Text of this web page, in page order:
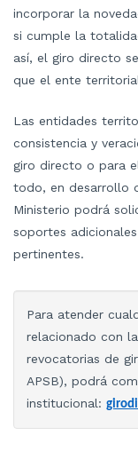
incorporar la
si cumple la
así, el giro directo
que el ente
Las entidades
consistencia y
giro directo o para
todo, en desarrollo
Ministerio podrá
soportes
pertinentes.
Para atender
relacionado con
revocatorias de
APSB), podrá
institucional: